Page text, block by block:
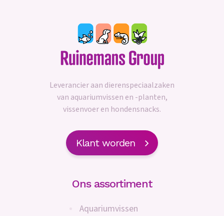
Leverancier aan dierenspeciaalzaken
van aquariumvissen en -planten,
vissenvoer en hondensnacks.
Klant worden
Ons assortiment
Aquariumvissen